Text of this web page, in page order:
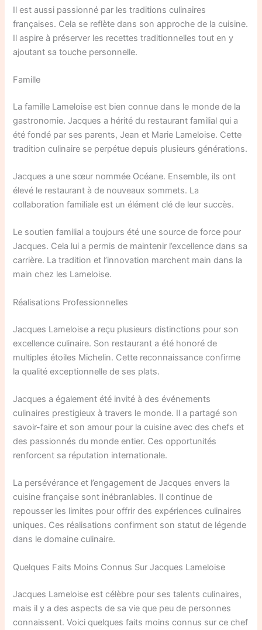
Il est aussi passionné par les traditions culinaires
françaises. Cela se reflète dans son approche de la cuisine.
Il aspire à préserver les recettes traditionnelles tout en y
ajoutant sa touche personnelle.
Famille
La famille Lameloise est bien connue dans le monde de la
gastronomie. Jacques a hérité du restaurant familial qui a
été fondé par ses parents, Jean et Marie Lameloise. Cette
tradition culinaire se perpétue depuis plusieurs générations.
Jacques a une sœur nommée Océane. Ensemble, ils ont
élevé le restaurant à de nouveaux sommets. La
collaboration familiale est un élément clé de leur succès.
Le soutien familial a toujours été une source de force pour
Jacques. Cela lui a permis de maintenir l’excellence dans sa
carrière. La tradition et l’innovation marchent main dans la
main chez les Lameloise.
Réalisations Professionnelles
Jacques Lameloise a reçu plusieurs distinctions pour son
excellence culinaire. Son restaurant a été honoré de
multiples étoiles Michelin. Cette reconnaissance confirme
la qualité exceptionnelle de ses plats.
Jacques a également été invité à des événements
culinaires prestigieux à travers le monde. Il a partagé son
savoir-faire et son amour pour la cuisine avec des chefs et
des passionnés du monde entier. Ces opportunités
renforcent sa réputation internationale.
La persévérance et l’engagement de Jacques envers la
cuisine française sont inébranlables. Il continue de
repousser les limites pour offrir des expériences culinaires
uniques. Ces réalisations confirment son statut de légende
dans le domaine culinaire.
Quelques Faits Moins Connus Sur Jacques Lameloise
Jacques Lameloise est célèbre pour ses talents culinaires,
mais il y a des aspects de sa vie que peu de personnes
connaissent. Voici quelques faits moins connus sur ce chef